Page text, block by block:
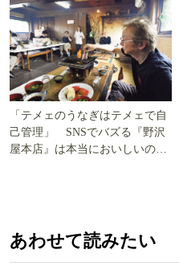
「テメェのうなぎはテメェで自
己管理」 SNSでバズる『野沢
屋本店』は本当においしいの
あわせて読みたい